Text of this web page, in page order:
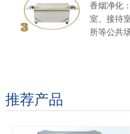
香烟净化
室、接待
所等公共
推荐产品